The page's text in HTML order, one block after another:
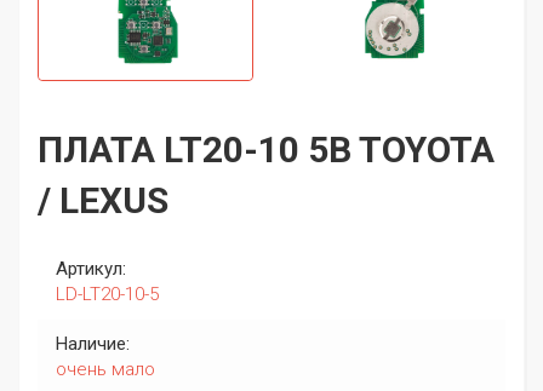
ПЛАТА LT20-10 5B TOYOTA
/ LEXUS
Артикул:
LD-LT20-10-5
Наличие:
очень мало